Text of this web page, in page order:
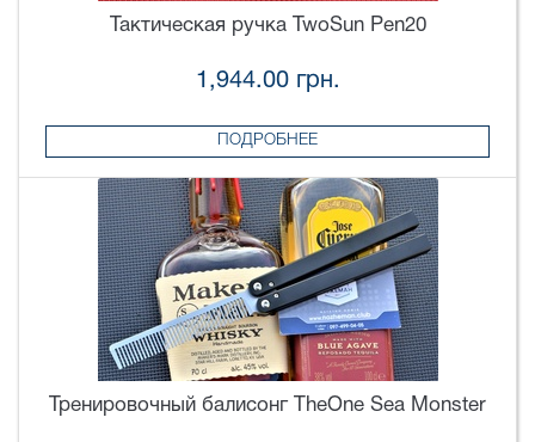
Тактическая ручка TwoSun Pen20
1,944.00 грн.
ПОДРОБНЕЕ
Тренировочный балисонг TheOne Sea Monster